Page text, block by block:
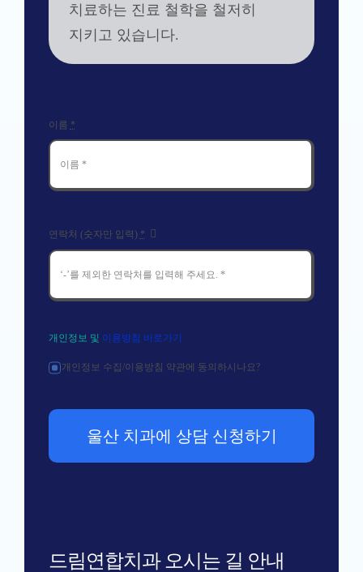
치료하는 진료 철학을 철저히
지키고 있습니다.
드림연합치과 오시는 길 안내
이름 *
연락처 (숫자만 입력) *
개인정보 및 이용방침 바로가기
개인정보 수집/이용방침 약관에 동의하시나요?
울산 치과에 상담 신청하기